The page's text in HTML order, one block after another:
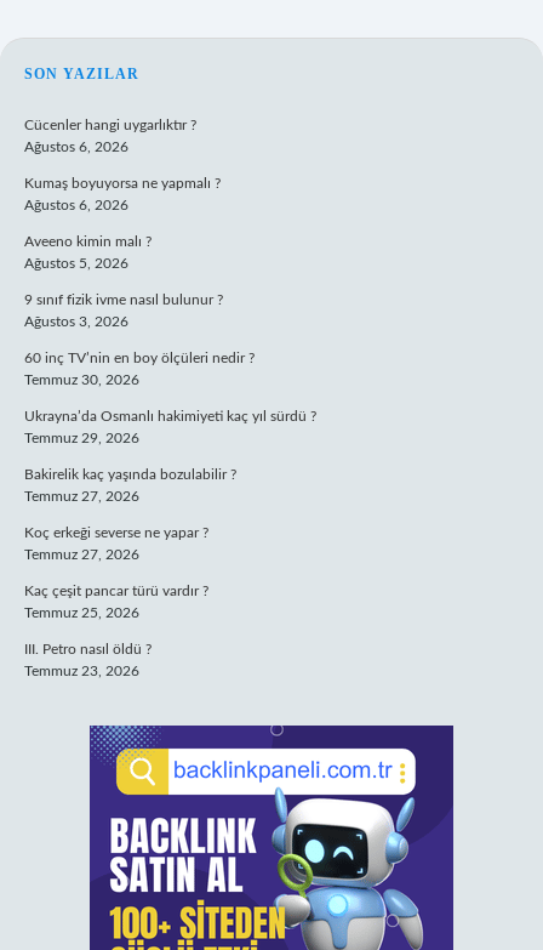
SIDEBAR
SON YAZILAR
Cücenler hangi uygarlıktır ?
Ağustos 6, 2026
Kumaş boyuyorsa ne yapmalı ?
Ağustos 6, 2026
Aveeno kimin malı ?
Ağustos 5, 2026
9 sınıf fizik ivme nasıl bulunur ?
Ağustos 3, 2026
60 inç TV’nin en boy ölçüleri nedir ?
Temmuz 30, 2026
Ukrayna’da Osmanlı hakimiyeti kaç yıl sürdü ?
Temmuz 29, 2026
Bakirelik kaç yaşında bozulabilir ?
Temmuz 27, 2026
Koç erkeği severse ne yapar ?
Temmuz 27, 2026
Kaç çeşit pancar türü vardır ?
Temmuz 25, 2026
III. Petro nasıl öldü ?
Temmuz 23, 2026